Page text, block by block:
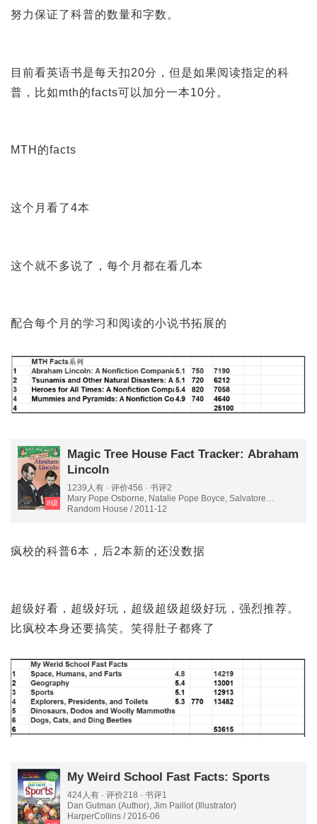
努力保证了科普的数量和字数。
目前看英语书是每天扣20分，但是如果阅读指定的科
普，比如mth的facts可以加分一本10分。
MTH的facts
这个月看了4本
这个就不多说了，每个月都在看几本
配合每个月的学习和阅读的小说书拓展的
8级
Magic Tree House Fact Tracker: Abraham
Lincoln
1239人有 · 评价456 · 书评2
Mary Pope Osborne, Natalie Pope Boyce, Salvatore
Murdocca (Illustrator)
Random House / 2011-12
疯校的科普6本，后2本新的还没数据
超级好看，超级好玩，超级超级超级好玩，强烈推荐。
比疯校本身还要搞笑。笑得肚子都疼了
My Weird School Fast Facts: Sports
424人有 · 评价218 · 书评1
Dan Gutman (Author), Jim Paillot (Illustrator)
HarperCollins / 2016-06